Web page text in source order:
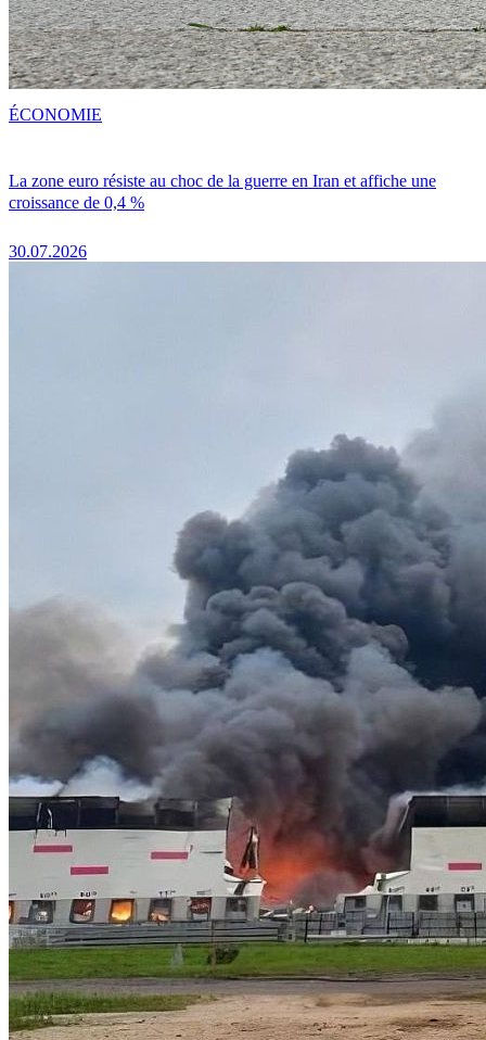
La zone euro résiste au choc de la guerre en Iran et affiche une
croissance de 0,4 %
30.07.2026
ÉCONOMIE